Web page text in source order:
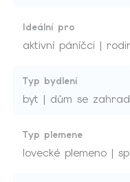
Ideální pro
aktivní páníčci |
Typ bydlení
byt | dům se
Typ plemene
lovecké plemeno |